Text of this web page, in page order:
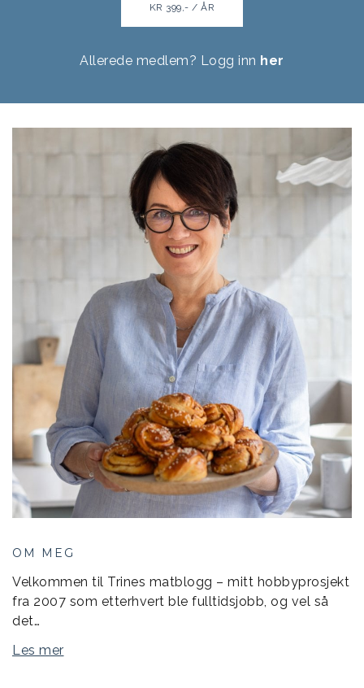
KR 399,- / ÅR
Allerede medlem? Logg inn her
OM MEG
Velkommen til Trines matblogg – mitt hobbyprosjekt
fra 2007 som etterhvert ble fulltidsjobb, og vel så
det…
Les mer